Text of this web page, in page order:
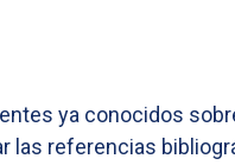
ya conocidos
las referencias